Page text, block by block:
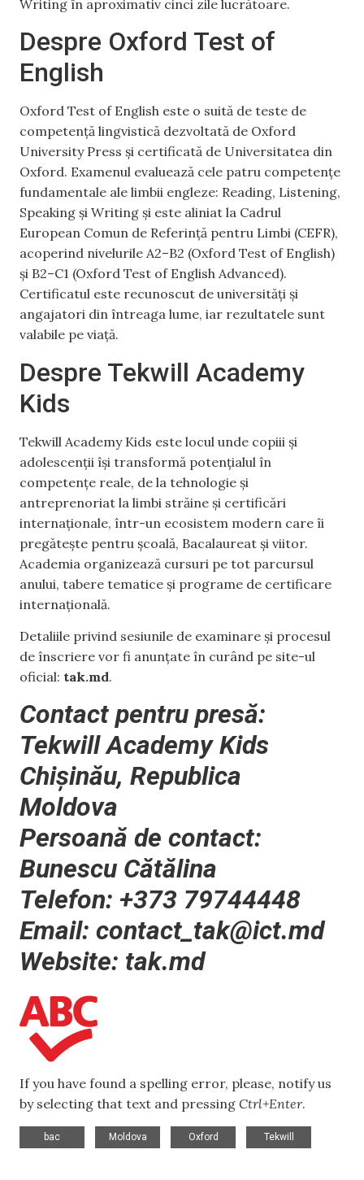
Writing în aproximativ cinci zile lucrătoare.
Despre Oxford Test of
English
Oxford Test of English este o suită de teste de
competență lingvistică dezvoltată de Oxford
University Press și certificată de Universitatea din
Oxford. Examenul evaluează cele patru competențe
fundamentale ale limbii engleze: Reading, Listening,
Speaking și Writing și este aliniat la Cadrul
European Comun de Referință pentru Limbi (CEFR),
acoperind nivelurile A2–B2 (Oxford Test of English)
și B2–C1 (Oxford Test of English Advanced).
Certificatul este recunoscut de universități și
angajatori din întreaga lume, iar rezultatele sunt
valabile pe viață.
Despre Tekwill Academy
Kids
Tekwill Academy Kids este locul unde copiii și
adolescenții își transformă potențialul în
competențe reale, de la tehnologie și
antreprenoriat la limbi străine și certificări
internaționale, într-un ecosistem modern care îi
pregătește pentru școală, Bacalaureat și viitor.
Academia organizează cursuri pe tot parcursul
anului, tabere tematice și programe de certificare
internațională.
Detaliile privind sesiunile de examinare și procesul
de înscriere vor fi anunțate în curând pe site-ul
oficial: tak.md.
Contact pentru presă:
Tekwill Academy Kids
Chișinău, Republica
Moldova
Persoană de contact:
Bunescu Cătălina
Telefon: +373 79744448
Email: contact_tak@ict.md
Website: tak.md
If you have found a spelling error, please, notify us
by selecting that text and pressing Ctrl+Enter.
bac
Moldova
Oxford
Tekwill